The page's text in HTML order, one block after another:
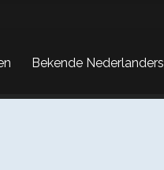
Bekende Nederlanders